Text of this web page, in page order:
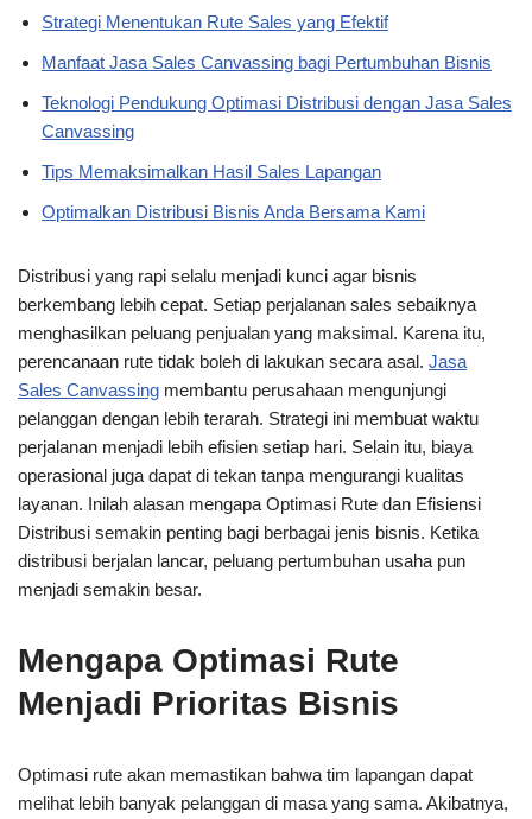
Strategi Menentukan Rute Sales yang Efektif
Manfaat Jasa Sales Canvassing bagi Pertumbuhan Bisnis
Teknologi Pendukung Optimasi Distribusi dengan Jasa Sales
Canvassing
Tips Memaksimalkan Hasil Sales Lapangan
Optimalkan Distribusi Bisnis Anda Bersama Kami
Distribusi yang rapi selalu menjadi kunci agar bisnis
berkembang lebih cepat. Setiap perjalanan sales sebaiknya
menghasilkan peluang penjualan yang maksimal. Karena itu,
perencanaan rute tidak boleh di lakukan secara asal. Jasa
Sales Canvassing membantu perusahaan mengunjungi
pelanggan dengan lebih terarah. Strategi ini membuat waktu
perjalanan menjadi lebih efisien setiap hari. Selain itu, biaya
operasional juga dapat di tekan tanpa mengurangi kualitas
layanan. Inilah alasan mengapa Optimasi Rute dan Efisiensi
Distribusi semakin penting bagi berbagai jenis bisnis. Ketika
distribusi berjalan lancar, peluang pertumbuhan usaha pun
menjadi semakin besar.
Mengapa Optimasi Rute
Menjadi Prioritas Bisnis
Optimasi rute akan memastikan bahwa tim lapangan dapat
melihat lebih banyak pelanggan di masa yang sama. Akibatnya,